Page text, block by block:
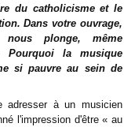
du catholicisme et le
Dans votre ouvrage,
plonge, même
Pourquoi la musique
si pauvre au sein de
adresser à un musicien
l'impression d'être « au